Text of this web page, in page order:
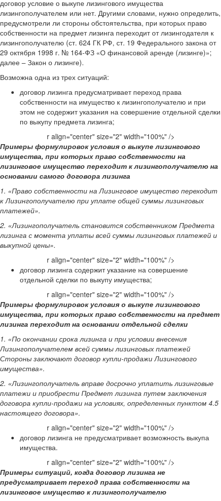
договор условие о выкупе лизингового имущества
лизингополучателем или нет. Другими словами, нужно определить,
предусмотрели ли стороны обстоятельства, при которых право
собственности на предмет лизинга переходит от лизингодателя к
лизингополучателю (ст. 624 ГК РФ, ст. 19 Федерального закона от
29 октября 1998 г. № 164-ФЗ «О финансовой аренде (лизинге)»;
далее – Закон о лизинге).
Возможна одна из трех ситуаций:
договор лизинга предусматривает переход права
собственности на имущество к лизингополучателю и при
этом не содержит указания на совершение отдельной сделки
по выкупу предмета лизинга;
r align="center" size="2" width="100%" />
Примеры формулировок условия о выкупе лизингового
имущества, при которых право собственности на
лизинговое имущество переходит к лизингополучателю на
основании самого договора лизинга
1. «Право собственности на Лизинговое имущество переходит
к Лизингополучателю при уплате общей суммы лизинговых
платежей».
2. «Лизингополучатель становится собственником Предмета
лизинга с момента уплаты всей суммы лизинговых платежей и
выкупной цены».
r align="center" size="2" width="100%" />
договор лизинга содержит указание на совершение
отдельной сделки по выкупу имущества;
r align="center" size="2" width="100%" />
Примеры формулировок условия о выкупе лизингового
имущества, при которых право собственности на предмет
лизинга переходит на основании отдельной сделки
1. «По окончании срока лизинга и при условии внесения
Лизингополучателем всей суммы лизинговых платежей
Стороны заключают договор купли-продажи Лизингового
имущества».
2. «Лизингополучатель вправе досрочно уплатить лизинговые
платежи и приобрести Предмет лизинга путем заключения
договора купли-продажи на условиях, определенных пунктом 4.5
настоящего договора».
r align="center" size="2" width="100%" />
договор лизинга не предусматривает возможность выкупа
имущества.
r align="center" size="2" width="100%" />
Примеры ситуаций, когда договор лизинга не
предусматривает переход права собственности на
лизинговое имущество к лизингополучателю